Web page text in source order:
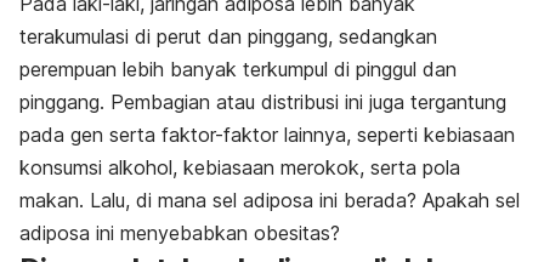
terakumulasi di perut dan pinggang, sedangkan
perempuan lebih banyak terkumpul di pinggul dan
pinggang. Pembagian atau distribusi ini juga tergantung
pada gen serta faktor-faktor lainnya, seperti kebiasaan
konsumsi alkohol, kebiasaan merokok, serta pola
makan. Lalu, di mana sel adiposa ini berada? Apakah sel
adiposa ini menyebabkan obesitas?